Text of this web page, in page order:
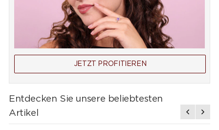
JETZT PROFITIEREN
Entdecken Sie unsere beliebtesten
Artikel